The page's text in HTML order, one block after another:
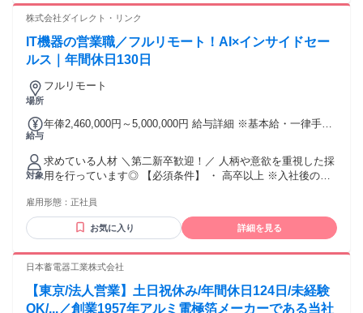
チームワークや「思いやり」を大切にできる方 ・フルリモー
スキル】 ※必須ではありません ・営業・接客・販売の経験
（業界・年数不問） ・IT機器・Webサービスの知識 【充実の
と、 講師講習、サポートで基礎から学べます。 ▼研修の流れ
ット 2．実践準備： ロールプレイング練習 3．スキルアッ
プ： AIによる音声分析・改善アドバイス 4．デビュー： 先輩
修で、未経験からでも安心してスタートできます！／ 【活躍
している社員の共通点】 当社では「HKK（褒める・共感す
様にも仲間にも誠実に向き合える方が、長く活躍できる環境
です。 また、未経験からスタートして 高い成果を出している
メンバーには、 以下のような共通点があります。 💡着実にや
そ、 自分でスケジュールを管理する力が大切になります。 目
積み重ねられるメンバーが活躍しています。 💡成果の土台と
なる「楽しみながら会話」 1件1件の丁寧なコミュニケーショ
株式会社ダイレクト・リンク
IT機器の営業職／フルリモート！AI×インサイドセー
ルス｜年間休日130日
場所
フルリモート
給与
年俸2,460,000円～5,000,000円 給与詳細 ※基本給・一律手当
【一律手当】 全員に一律で支払われる通勤・皆勤・家族手当
金額：あり 1年あたり6万円 全員に一律で支払われるその他手
当金額：なし 【年収】 246万円～500万円＋残業代＋インセン
ティブ（年4回） 【月給】 ￥200,000～￥400,000＋残業代＋
ます ※残業代は1分単位で全額支給します ●昇給年2回／昇給
率最大18%実績あり ●インセンティブ年4回あり ●在宅勤務手
当（月5000円） ●交通費全額支給
対象
求めている人材 ＼第二新卒歓迎！／ 人柄や意欲を重視した採
用を行っています◎ 【必須条件】 ・ 高卒以上 ※入社後の研
ん。 【こんな方におすすめです✨】 ＼1つでも当てはまれば
OK！／ ・営業や接客・販売の経験を活かしたい方（業界・年
数不問） ・成果を正当に評価されたい、しっかり稼ぎたい方
チームワークや「思いやり」を大切にできる方 ・フルリモー
スキル】 ※必須ではありません ・営業・接客・販売の経験
（業界・年数不問） ・IT機器・Webサービスの知識 【充実の
雇用形態： 正社員
お気に入り 詳細を見る
日本蓄電器工業株式会社
【東京/法人営業】土日祝休み/年間休日124日/未経験
OK/...／創業1957年アルミ電極箔メーカーである当社